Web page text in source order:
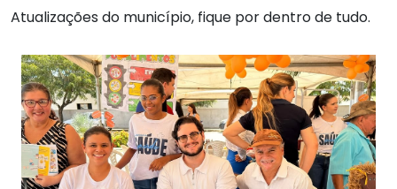
Atualizações do município, fique por dentro de tudo.